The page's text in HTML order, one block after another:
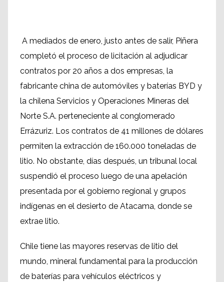
A mediados de enero, justo antes de salir, Piñera
completó el proceso de licitación al adjudicar
contratos por 20 años a dos empresas, la
fabricante china de automóviles y baterías BYD y
la chilena Servicios y Operaciones Mineras del
Norte S.A. perteneciente al conglomerado
Errázuriz. Los contratos de 41 millones de dólares
permiten la extracción de 160.000 toneladas de
litio. No obstante, días después, un tribunal local
suspendió el proceso luego de una apelación
presentada por el gobierno regional y grupos
indígenas en el desierto de Atacama, donde se
extrae litio.
Chile tiene las mayores reservas de litio del
mundo, mineral fundamental para la producción
de baterías para vehículos eléctricos y